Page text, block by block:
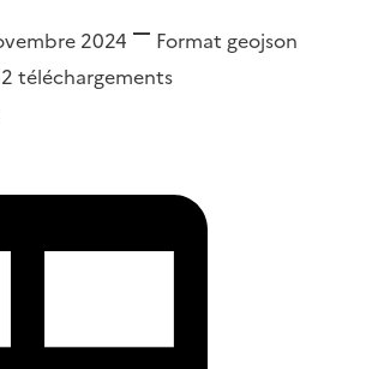
2024 Format geojson
téléchargements